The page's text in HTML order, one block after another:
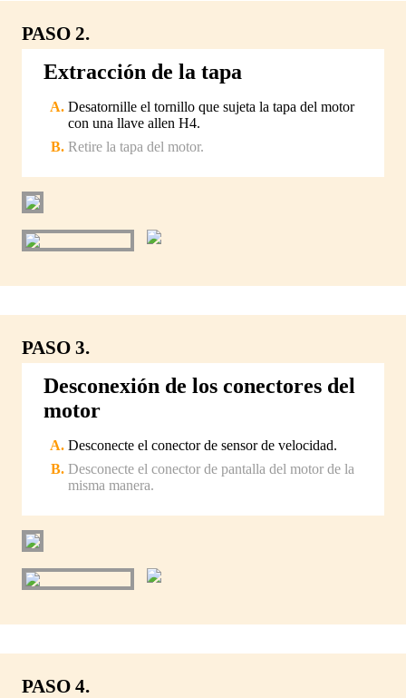
PASO 2.
Extracción de la tapa
Desatornille el tornillo que sujeta la tapa del motor
con una llave allen H4.
Retire la tapa del motor.
PASO 3.
Desconexión de los conectores del
motor
Desconecte el conector de sensor de velocidad.
Desconecte el conector de pantalla del motor de la
misma manera.
PASO 4.